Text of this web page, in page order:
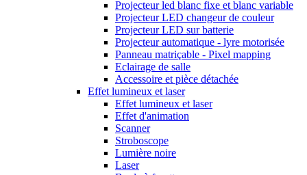
Projecteur led blanc fixe et blanc variable
Projecteur LED changeur de couleur
Projecteur LED sur batterie
Projecteur automatique - lyre motorisée
Panneau matriçable - Pixel mapping
Eclairage de salle
Accessoire et pièce détachée
Effet lumineux et laser
Effet lumineux et laser
Effet d'animation
Scanner
Stroboscope
Lumière noire
Laser